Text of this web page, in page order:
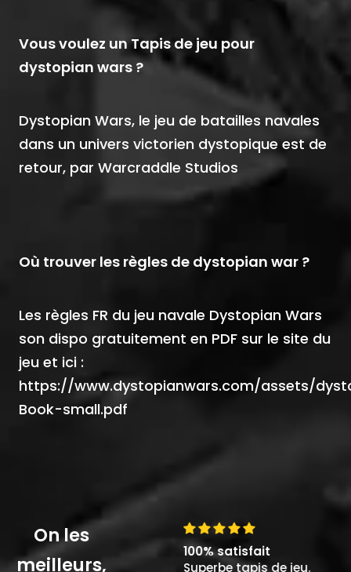
Vous voulez un Tapis de jeu pour
dystopian wars ?
Dystopian Wars, le jeu de batailles navales
dans un univers victorien dystopique est de
retour, par Warcraddle Studios
Où trouver les règles de dystopian war ?
Les règles FR du jeu navale Dystopian Wars
son dispo gratuitement en PDF sur le site du
jeu et ici :
https://www.dystopianwars.com/assets/
Book-small.pdf
On les
meilleurs,
Un superbe tapis
Franchement, O
100% satisfait
Superbe tapis de jeu.